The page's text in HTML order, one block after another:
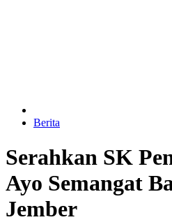
Berita
Serahkan SK
Ayo Semangat
Jember